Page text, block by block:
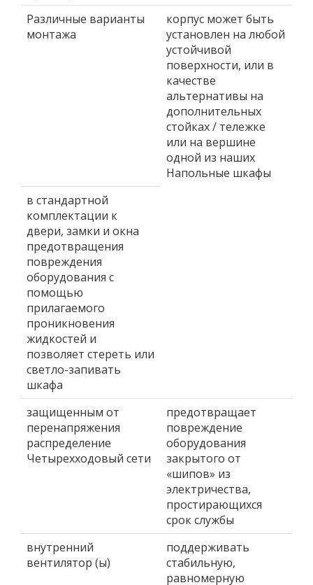
Различные варианты
монтажа
корпус может быть
установлен на любой
устойчивой
поверхности, или в
качестве
альтернативы на
дополнительных
стойках / тележке
или на вершине
одной из наших
Напольные шкафы
в стандартной
комплектации к
двери, замки и окна
предотвращения
повреждения
оборудования с
помощью
прилагаемого
проникновения
жидкостей и
позволяет стереть или
светло-запивать
шкафа
защищенным от
перенапряжения
распределение
Четырехходовый сети
предотвращает
повреждение
оборудования
закрытого от
«шипов» из
электричества,
простирающихся
срок службы
внутренний
вентилятор (ы)
поддерживать
стабильную,
равномерную